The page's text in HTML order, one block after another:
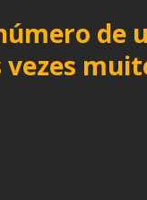
de